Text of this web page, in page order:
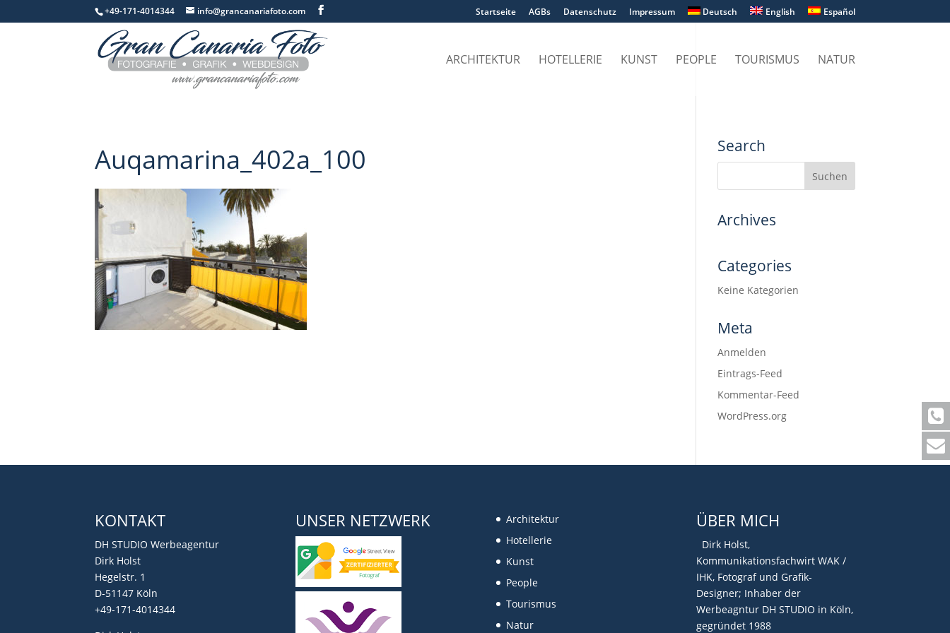
+49-171-4014344 info@grancanariafoto.com Startseite AGBs Datenschutz Impressum Deutsch English Español
ARCHITEKTUR HOTELLERIE KUNST PEOPLE TOURISMUS NATUR
Auqamarina_402a_100 Search
Archives
Categories
Keine Kategorien
Meta
Anmelden
Eintrags-Feed
Kommentar-Feed
WordPress.org
KONTAKT
DH STUDIO Werbeagentur
Dirk Holst
Hegelstr. 1
D-51147 Köln
+49-171-4014344
UNSER NETZWERK
Architektur
Hotellerie
Kunst
People
Tourismus
Natur
ÜBER MICH
Dirk Holst,
Kommunikationsfachwirt WAK /
IHK, Fotograf und Grafik-
Designer; Inhaber der
Werbeagntur DH STUDIO in Köln,
gegründet 1988